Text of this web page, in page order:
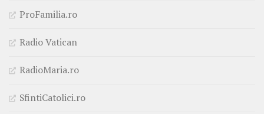
ProFamilia.ro
Radio Vatican
RadioMaria.ro
SfintiCatolici.ro